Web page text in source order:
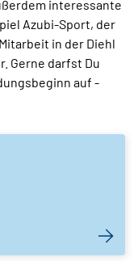
interessante
Azubi-Sport, der
in der Diehl
Gerne darfst Du
auf